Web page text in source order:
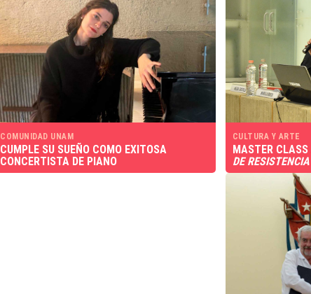
COMUNIDAD UNAM
CUMPLE SU SUEÑO COMO EXITOSA
CONCERTISTA DE PIANO
CULTURA Y ARTE
MASTER CLASS
DE RESISTENCIA